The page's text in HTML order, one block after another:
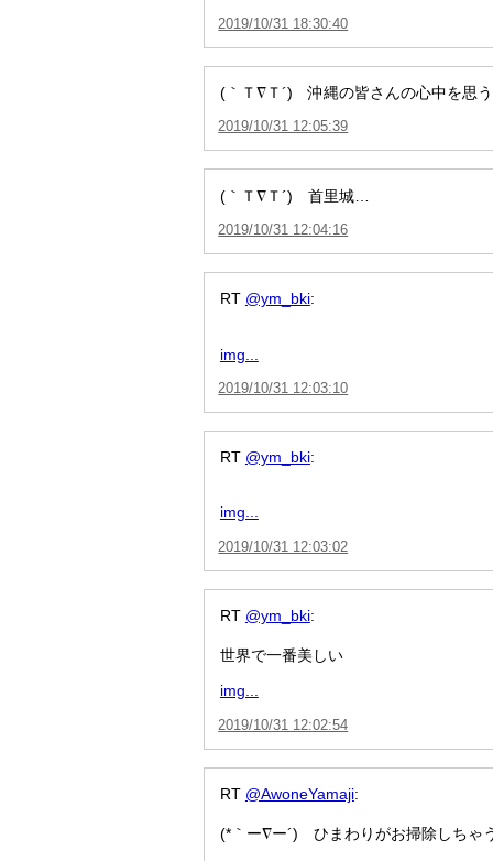
2019/10/31 18:30:40
(｀Ｔ∇Ｔ´) 沖縄の皆さんの心中を思
2019/10/31 12:05:39
(｀Ｔ∇Ｔ´) 首里城…
2019/10/31 12:04:16
RT @ym_bki:
img...
2019/10/31 12:03:10
RT @ym_bki:
img...
2019/10/31 12:03:02
RT @ym_bki:
世界で一番美しい
img...
2019/10/31 12:02:54
RT @AwoneYamaji:
(*｀ー∇ー´) ひまわりがお掃除しちゃ